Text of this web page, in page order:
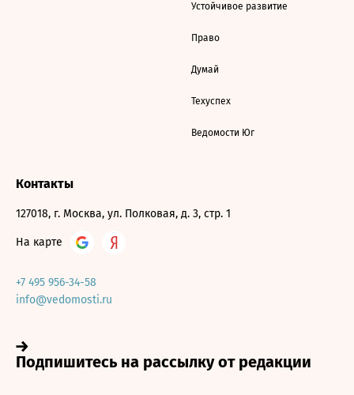
Устойчивое развитие
Право
Думай
Техуспех
Ведомости Юг
Контакты
127018, г. Москва, ул. Полковая, д. 3, стр. 1
На карте
+7 495 956-34-58
info@vedomosti.ru